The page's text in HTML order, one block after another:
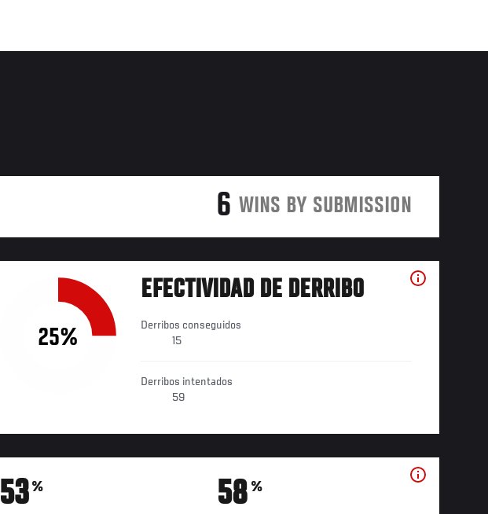
6 WINS BY SUBMISSION
25%
EFECTIVIDAD DE DERRIBO
Derribos conseguidos
15
Derribos intentados
59
53% 58 %